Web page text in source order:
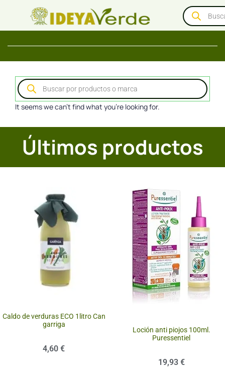
It seems we can't find what you're looking for.
Últimos productos
Caldo de verduras ECO 1litro Can
garriga
4,60 €
Loción anti piojos 100ml.
Puressentiel
19,93 €